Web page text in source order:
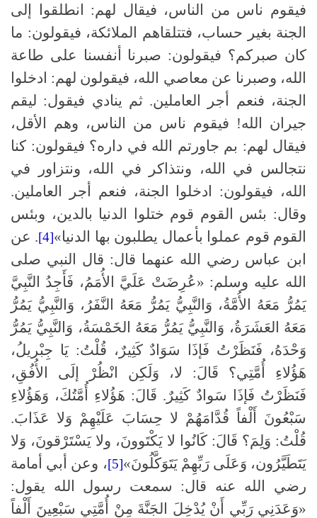
فيقوم ناس من الناس، فيقال لهم: انطلقوا إلى
الجنة بغير حساب، فتتلقاهم الملائكة، فيقولون: ما
كان صبركم؟ فيقولون: صبرنا أنفسنا على طاعة
الله، وصبرنا عن معاصي الله، فيقولون لهم: ادخلوا
الجنة، فنعم أجر العاملين. ثم ينادي فيقول: ليقم
جيران الله! فيقوم ناس من الناس، وهم الأقل،
فيقال لهم: بم جاورتم الله في داره؟ فيقولون: كنا
نتجالس في الله، ونتذاكر في الله، ونتزاور في
الله، فيقولون: ادخلوا الجنة، فنعم أجر العاملين.
وقال: بئس القوم قوم ختلوا الدنيا بالدين، وبئس
القوم قوم عملوا بأعمال يطلبون بها الدنيا»[4]
. عن
ابن عباس رضي الله عنهما قال: قال النبي صلى
الله عليه وسلم: «عُرِضَتْ عَلَيَّ الأُمَمُ، فَأَجِدُ النَّبِيَّ
يَمُرُّ مَعَهُ الأُمَّةُ، وَالنَّبِيُّ يَمُرُّ مَعَهُ النَّفَرُ، وَالنَّبِيُّ يَمُرُّ
مَعَهُ العَشَرَةُ، وَالنَّبِيُّ يَمُرُّ مَعَهُ الخَمْسَةُ، وَالنَّبِيُّ يَمُرُّ
وَحْدَهُ، فَنَظَرْتُ فَإذَا سَوَادٌ كَثِيرٌ، قُلْتُ: يَا جِبْريلُ،
هَؤُلاءِ أُمَّتِي؟ قَالَ: لا، وَلَكِن انْظُرْ إلَى الأُفُقِ،
فَنَظَرْتُ فَإذَا سَوادٌ كَثِيرٌ. قَالَ: هَؤُلاءِ أُمَّتُكَ، وَهَؤُلاءِ
سَبْعُونَ أَلْفاً قُدَّامَهُمْ لا حِسَابَ عَلَيْهِمْ وَلا عَذَابَ.
قُلْتُ: وَلِمَ؟ قَالَ: كَانُوا لا يَكْتَوونَ، ولا يَسْتَرْقونَ، وَلا
يَتَطَيَّرُون، وَعَلَى رَبِّهِمْ يَتَوَكَّلُونَ»[5]
، وعن أبي أمامة
رضي الله عنه قال: سمعت رسول الله يقول:
«وَعَدَنِي رَبِّي أَنْ يُدْخِلَ الجَنَّةَ مِنْ أُمَّتِي سَبْعِينَ أَلْفاً